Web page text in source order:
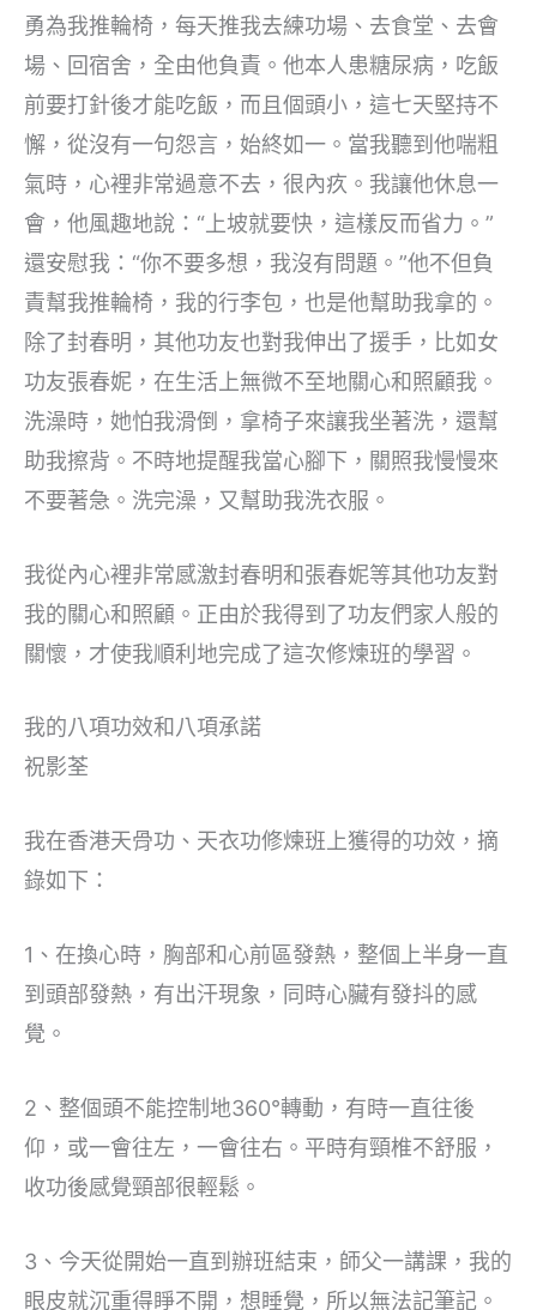
勇為我推輪椅，每天推我去練功場、去食堂、去會
場、回宿舍，全由他負責。他本人患糖尿病，吃飯
前要打針後才能吃飯，而且個頭小，這七天堅持不
懈，從沒有一句怨言，始終如一。當我聽到他喘粗
氣時，心裡非常過意不去，很內疚。我讓他休息一
會，他風趣地說：“上坡就要快，這樣反而省力。”
還安慰我：“你不要多想，我沒有問題。”他不但負
責幫我推輪椅，我的行李包，也是他幫助我拿的。
除了封春明，其他功友也對我伸出了援手，比如女
功友張春妮，在生活上無微不至地關心和照顧我。
洗澡時，她怕我滑倒，拿椅子來讓我坐著洗，還幫
助我擦背。不時地提醒我當心腳下，關照我慢慢來
不要著急。洗完澡，又幫助我洗衣服。
我從內心裡非常感激封春明和張春妮等其他功友對
我的關心和照顧。正由於我得到了功友們家人般的
關懷，才使我順利地完成了這次修煉班的學習。
我的八項功效和八項承諾
祝影荃
我在香港天骨功、天衣功修煉班上獲得的功效，摘
錄如下：
1、在換心時，胸部和心前區發熱，整個上半身一直
到頭部發熱，有出汗現象，同時心臟有發抖的感
覺。
2、整個頭不能控制地360°轉動，有時一直往後
仰，或一會往左，一會往右。平時有頸椎不舒服，
收功後感覺頸部很輕鬆。
3、今天從開始一直到辦班結束，師父一講課，我的
眼皮就沉重得睜不開，想睡覺，所以無法記筆記。